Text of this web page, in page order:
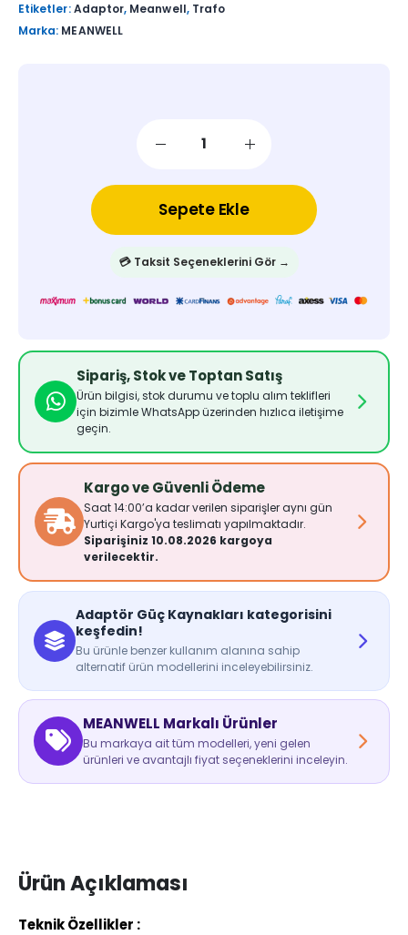
Etiketler:Adaptor, Meanwell, Trafo
Marka: MEANWELL
Sepete Ekle
💳 Taksit Seçeneklerini Gör →
Sipariş, Stok ve Toptan Satış
Ürün bilgisi, stok durumu ve toplu alım teklifleri
için bizimle WhatsApp üzerinden hızlıca iletişime
geçin.
Kargo ve Güvenli Ödeme
Saat 14:00’a kadar verilen siparişler aynı gün
Yurtiçi Kargo'ya teslimatı yapılmaktadır.
Siparişiniz 10.08.2026 kargoya
verilecektir.
Adaptör Güç Kaynakları kategorisini
keşfedin!
Bu ürünle benzer kullanım alanına sahip
alternatif ürün modellerini inceleyebilirsiniz.
MEANWELL Markalı Ürünler
Bu markaya ait tüm modelleri, yeni gelen
ürünleri ve avantajlı fiyat seçeneklerini inceleyin.
Ürün Açıklaması
Teknik Özellikler :